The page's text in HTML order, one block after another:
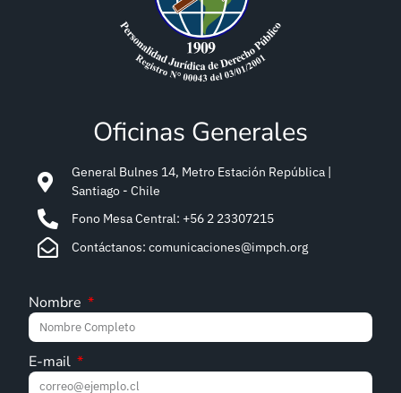
Oficinas Generales
General Bulnes 14, Metro Estación República |
Santiago - Chile
Fono Mesa Central: +56 2 23307215
Contáctanos: comunicaciones@impch.org
Nombre
E-mail